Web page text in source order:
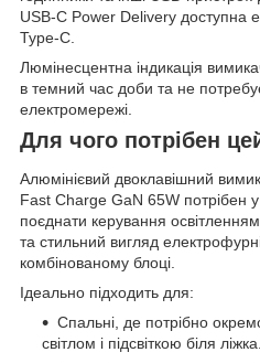
USB-C Power Delivery доступна
Type-C.
Люмінесцентна індикація
в темний час доби та не
електромережі.
Для чого потрібен
Алюмінієвий двоклавішний
Fast Charge GaN 65W потрібен
поєднати керування
та стильний вигляд
комбінованому блоці.
Ідеально підходить для:
Спальні, де потрібно
світлом і підсвіткою біля ліжка.